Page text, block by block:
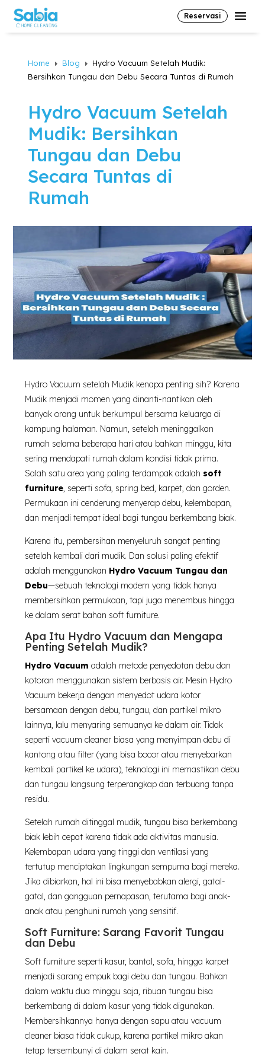
Reservasi
Home E Blog E
Hydro Vacuum Setelah Mudik:
Bersihkan Tungau dan Debu Secara Tuntas di Rumah
Hydro Vacuum Setelah
Mudik: Bersihkan
Tungau dan Debu
Secara Tuntas di
Rumah
Hydro Vacuum setelah Mudik kenapa penting sih? Karena
Mudik menjadi momen yang dinanti-nantikan oleh
banyak orang untuk berkumpul bersama keluarga di
kampung halaman. Namun, setelah meninggalkan
rumah selama beberapa hari atau bahkan minggu, kita
sering mendapati rumah dalam kondisi tidak prima.
Salah satu area yang paling terdampak adalah soft
furniture, seperti sofa, spring bed, karpet, dan gorden.
Permukaan ini cenderung menyerap debu, kelembapan,
dan menjadi tempat ideal bagi tungau berkembang biak.
Karena itu, pembersihan menyeluruh sangat penting
setelah kembali dari mudik. Dan solusi paling efektif
adalah menggunakan Hydro Vacuum Tungau dan
Debu—sebuah teknologi modern yang tidak hanya
membersihkan permukaan, tapi juga menembus hingga
ke dalam serat bahan soft furniture.
Apa Itu Hydro Vacuum dan Mengapa
Penting Setelah Mudik?
Hydro Vacuum adalah metode penyedotan debu dan
kotoran menggunakan sistem berbasis air. Mesin Hydro
Vacuum bekerja dengan menyedot udara kotor
bersamaan dengan debu, tungau, dan partikel mikro
lainnya, lalu menyaring semuanya ke dalam air. Tidak
seperti vacuum cleaner biasa yang menyimpan debu di
kantong atau filter (yang bisa bocor atau menyebarkan
kembali partikel ke udara), teknologi ini memastikan debu
dan tungau langsung terperangkap dan terbuang tanpa
residu.
Setelah rumah ditinggal mudik, tungau bisa berkembang
biak lebih cepat karena tidak ada aktivitas manusia.
Kelembapan udara yang tinggi dan ventilasi yang
tertutup menciptakan lingkungan sempurna bagi mereka.
Jika dibiarkan, hal ini bisa menyebabkan alergi, gatal-
gatal, dan gangguan pernapasan, terutama bagi anak-
anak atau penghuni rumah yang sensitif.
Soft Furniture: Sarang Favorit Tungau
dan Debu
Soft furniture seperti kasur, bantal, sofa, hingga karpet
menjadi sarang empuk bagi debu dan tungau. Bahkan
dalam waktu dua minggu saja, ribuan tungau bisa
berkembang di dalam kasur yang tidak digunakan.
Membersihkannya hanya dengan sapu atau vacuum
cleaner biasa tidak cukup, karena partikel mikro akan
tetap tersembunyi di dalam serat kain.